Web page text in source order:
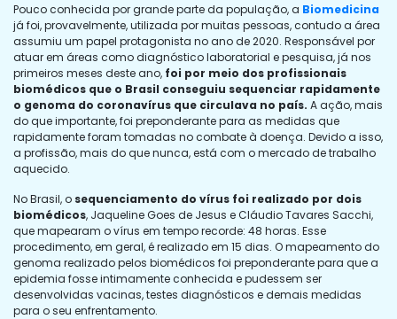
Pouco conhecida por grande parte da população, a Biomedicina
já foi, provavelmente, utilizada por muitas pessoas, contudo a área
assumiu um papel protagonista no ano de 2020. Responsável por
atuar em áreas como diagnóstico laboratorial e pesquisa, já nos
primeiros meses deste ano, foi por meio dos profissionais
biomédicos que o Brasil conseguiu sequenciar rapidamente
o genoma do coronavírus que circulava no país. A ação, mais
do que importante, foi preponderante para as medidas que
rapidamente foram tomadas no combate à doença. Devido a isso,
a profissão, mais do que nunca, está com o mercado de trabalho
aquecido.
No Brasil, o sequenciamento do vírus foi realizado por dois
biomédicos, Jaqueline Goes de Jesus e Cláudio Tavares Sacchi,
que mapearam o vírus em tempo recorde: 48 horas. Esse
procedimento, em geral, é realizado em 15 dias. O mapeamento do
genoma realizado pelos biomédicos foi preponderante para que a
epidemia fosse intimamente conhecida e pudessem ser
desenvolvidas vacinas, testes diagnósticos e demais medidas
para o seu enfrentamento.